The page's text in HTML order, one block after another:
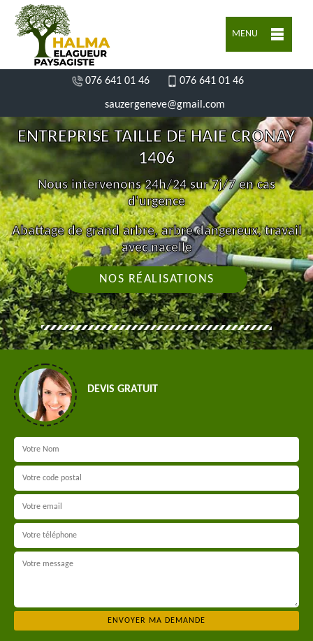
MENU
076 641 01 46 076 641 01 46
sauzergeneve@gmail.com
ENTREPRISE TAILLE DE HAIE CRONAY
1406
Nous intervenons 24h/24 sur 7j/7 en cas
d'urgence
Abattage de grand arbre, arbre dangereux, travail
avec nacelle
NOS RÉALISATIONS
DEVIS GRATUIT